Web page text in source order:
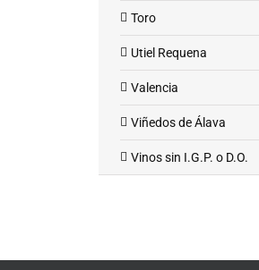
Toro
Utiel Requena
Valencia
Viñedos de Álava
Vinos sin I.G.P. o D.O.